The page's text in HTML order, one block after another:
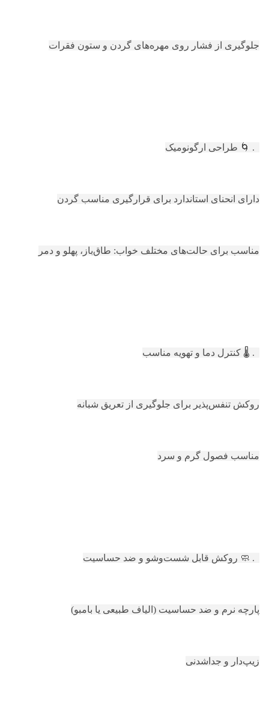
جلوگیری از فشار روی مهره‌های گردن و ستون فقرات
دارای انحنای استاندارد برای قرارگیری مناسب گردن
مناسب برای حالت‌های مختلف خواب: طاق‌باز، پهلو و دمر
روکش تنفس‌پذیر برای جلوگیری از تعریق شبانه
مناسب فصول گرم و سرد
پارچه نرم و ضد حساسیت (الیاف طبیعی یا بامبو)
زیپ‌دار و جداشدنی